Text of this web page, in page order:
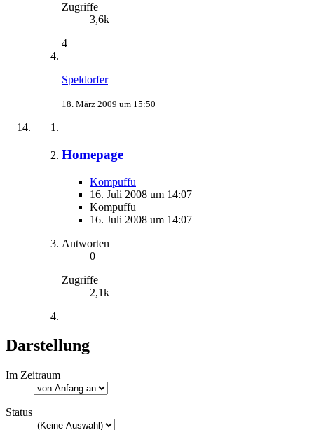
Zugriffe
3,6k
4
Speldorfer
18. März 2009 um 15:50
Homepage
Kompuffu
16. Juli 2008 um 14:07
Kompuffu
16. Juli 2008 um 14:07
Antworten
0
Zugriffe
2,1k
Darstellung
Im Zeitraum
Status